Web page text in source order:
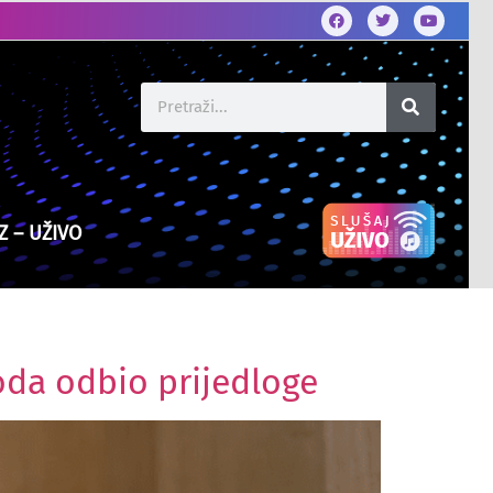
– UŽIVO
odbio prijedloge